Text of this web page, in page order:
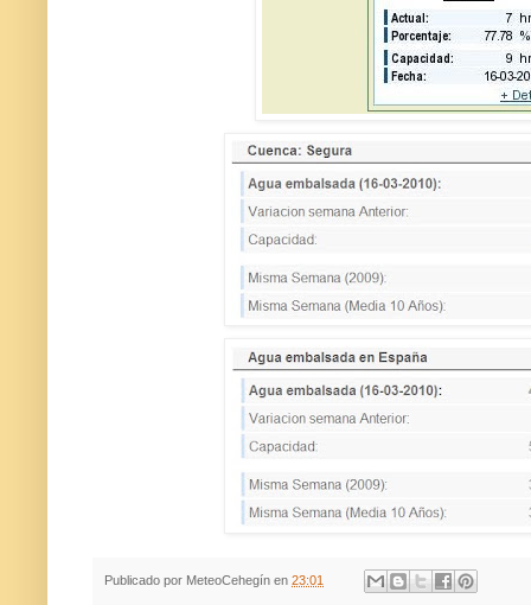
Publicado por MeteoCehegín en 23:01